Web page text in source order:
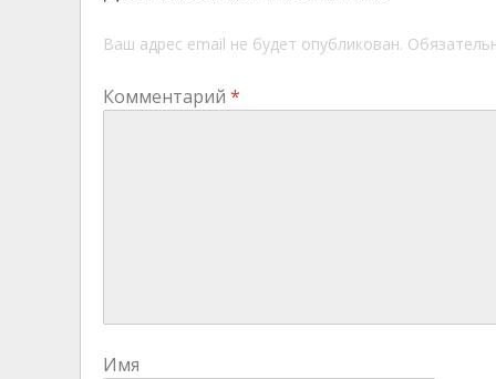
Ваш адрес email не будет опубликован.
Комментарий *
Имя